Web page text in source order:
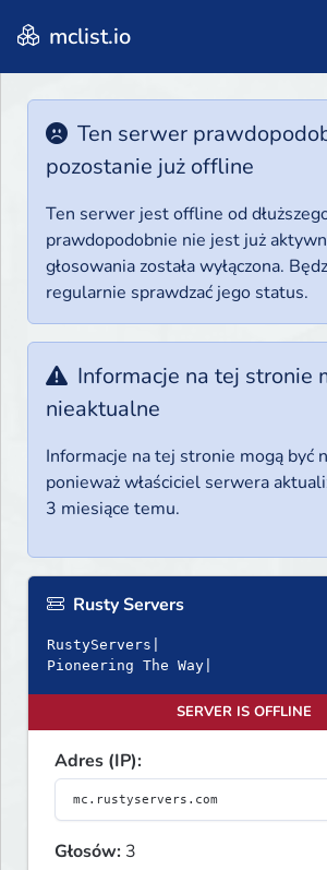
mclist.io
Ten serwer
pozostanie już offline
Ten serwer jest offline od
prawdopodobnie nie jest już
głosowania została wyłączona.
regularnie sprawdzać jego status.
Informacje na tej stronie
nieaktualne
Informacje na tej stronie mogą być
ponieważ właściciel serwera
3 miesiące temu.
Rusty Servers
RustyServers|
Pioneering The Way|
SERVER IS OFFLINE
Adres (IP):
Głosów: 3